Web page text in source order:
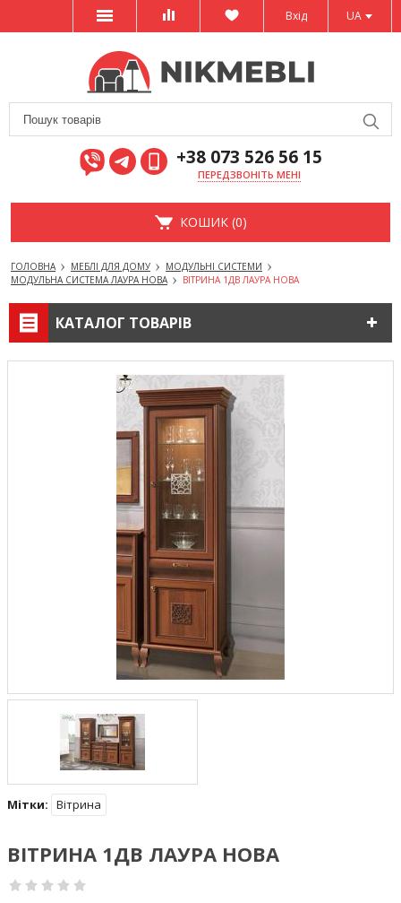
UA
Вхід
+38 073 526 56 15
ПЕРЕДЗВОНІТЬ МЕНІ
КОШИК (0)
ГОЛОВНА МЕБЛІ ДЛЯ ДОМУ
МОДУЛЬНІ СИСТЕМИ
МОДУЛЬНА СИСТЕМА ЛАУРА НОВА
ВІТРИНА 1ДВ ЛАУРА НОВА
КАТАЛОГ ТОВАРІВ
Мітки: Вітрина
ВІТРИНА 1ДВ ЛАУРА НОВА